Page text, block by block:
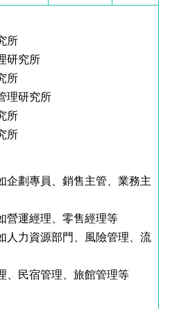
所
研究所
所
理研究所
所
所
企劃專員、銷售主管、業務主
營運經理、零售經理等
人力資源部門、風險管理、流
、民宿管理、旅館管理等